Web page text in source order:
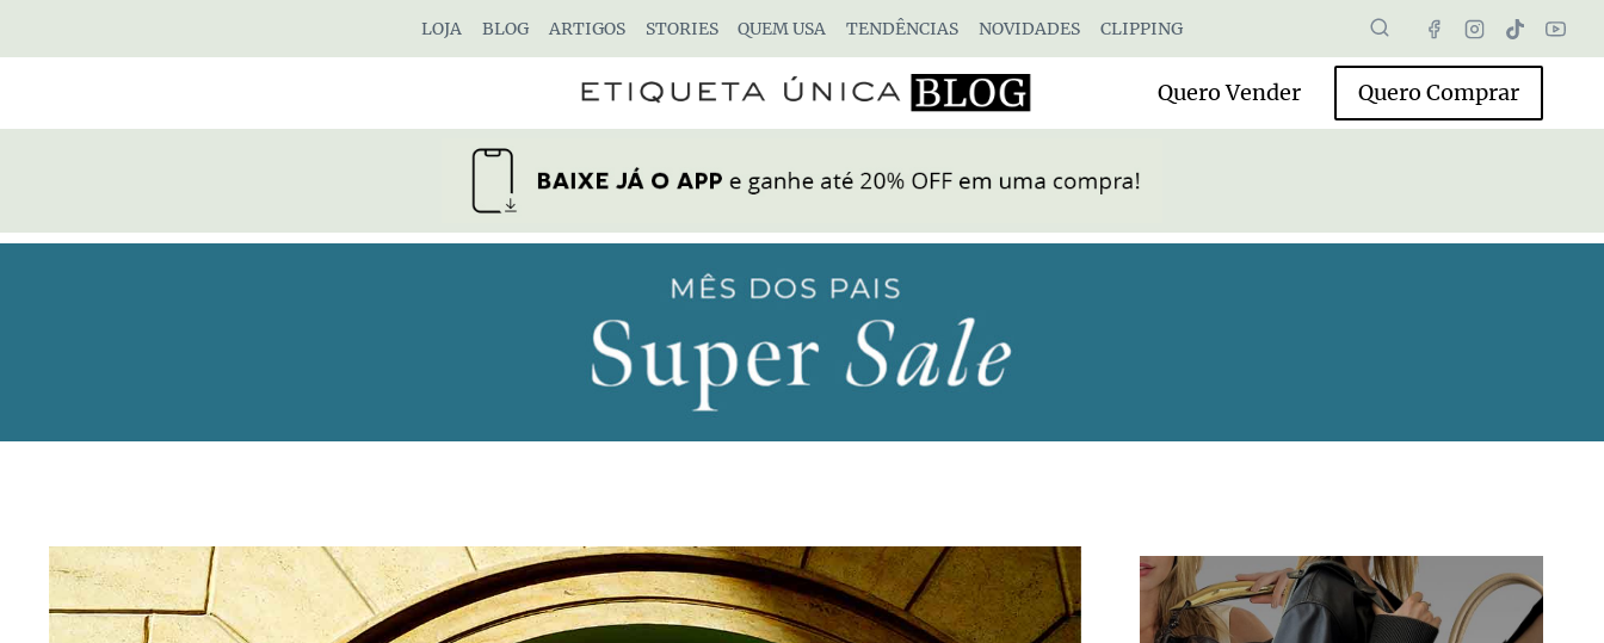
LOJA BLOG ARTIGOS STORIES QUEM USA TENDÊNCIAS NOVIDADES CLIPPING
Quero Vender Quero Comprar